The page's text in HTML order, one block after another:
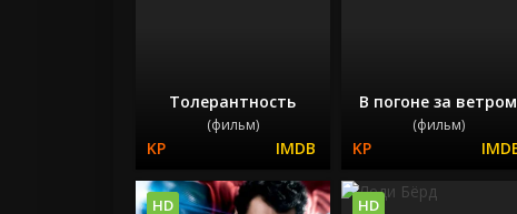
Толерантность
(фильм)
В погоне за ветром
(фильм)
HD HD